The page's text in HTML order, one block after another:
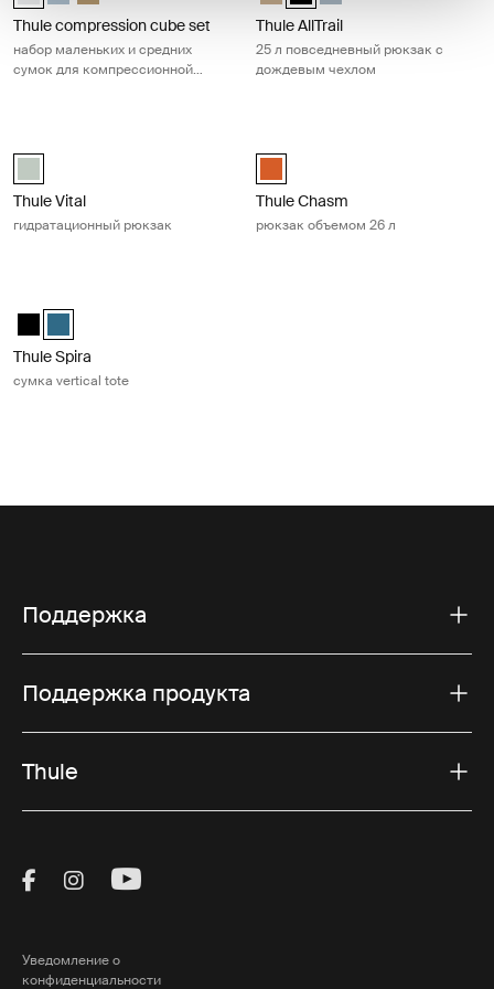
Thule compression cube set
набор маленьких и средних
сумок для компрессионной
Thule AllTrail
25 л повседневный рюкзак с
дождевым чехлом
Thule Vital 3L Women's Аляска синяя (selected)
Thule Vital
гидратационный рюкзак
Thule Chasm Backpack 26L
Thule Chasm
рюкзак объемом 26 л
Thule Spira Vertical Tote Чёрный
Thule Spira Vertical Tote Legion blue (selected)
Thule Spira
сумка vertical tote
Поддержка
Поддержка продукта
Thule
Visit Thule on Facebook (external link)
Visit Thule on Instagram (external link)
Visit Thule on Youtube (external
Уведомление о
конфиденциальности